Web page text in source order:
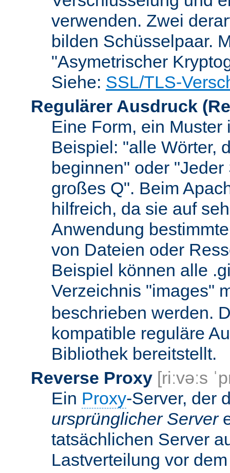
verwenden. Zwei
bilden Schüsselpaar.
"Asymetrischer
Siehe: SSL/TLS-
Regulärer Ausdruck
Eine Form, ein Muster
Beispiel: "alle Wörter,
beginnen" oder
großes Q". Beim
hilfreich, da sie auf
Anwendung
von Dateien oder
Beispiel können alle
Verzeichnis "images"
beschrieben werden.
kompatible reguläre
Bibliothek bereitstellt.
Reverse Proxy [riːvəːs
Ein Proxy-Server, der
ursprünglicher Server
tatsächlichen Server
Lastverteilung vor